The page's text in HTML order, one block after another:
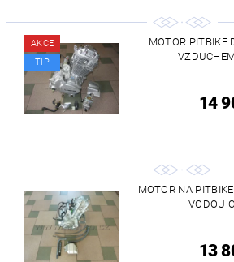
AKCE
TIP
MOTOR PITBIKE
14
MOTOR NA
VODOU
13